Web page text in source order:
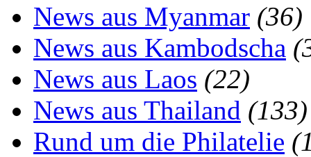
News aus Myanmar (36)
News aus Kambodscha
News aus Laos (22)
News aus Thailand (133)
Rund um die Philatelie